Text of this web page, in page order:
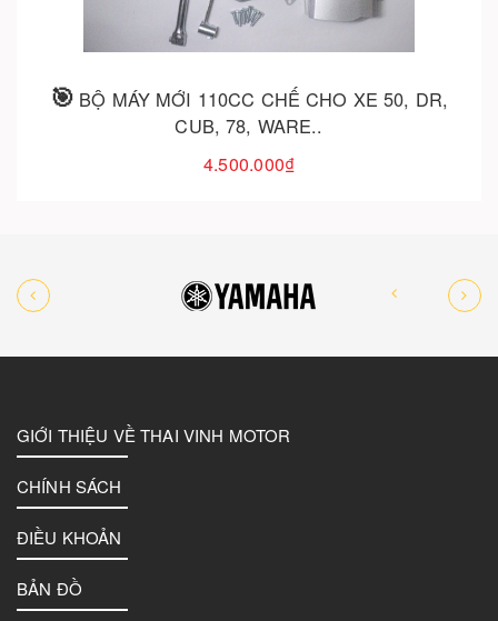
BỘ MÁY MỚI 110CC CHẾ CHO XE 50, DR,
CUB, 78, WARE..
4.500.000₫
GIỚI THIỆU VỀ THAI VINH MOTOR
CHÍNH SÁCH
ĐIỀU KHOẢN
BẢN ĐỒ